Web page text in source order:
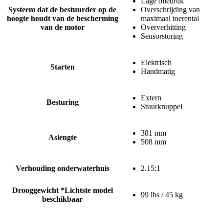
Systeem dat de bestuurder op de
hoogte houdt van de bescherming
van de motor
Overschrijding van
maximaal toerental
Oververhitting
Sensorstoring
Starten
Elektrisch
Handmatig
Besturing
Extern
Stuurknuppel
Aslengte
381 mm
508 mm
Verhouding onderwaterhuis 2.15:1
Drooggewicht *Lichtste model
beschikbaar
99 lbs / 45 kg